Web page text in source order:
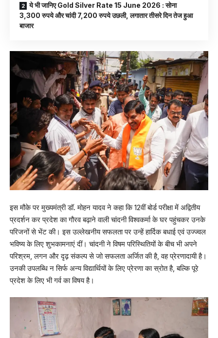
ये भी जानिए Gold Silver Rate 15 June 2026 : सोना
3,300 रुपये और चांदी 7,200 रुपये उछली, लगातार तीसरे दिन तेज हुआ
बाजार
इस मौके पर मुख्यमंत्री डॉ. मोहन यादव ने कहा कि 12वीं बोर्ड परीक्षा में अद्वितीय
प्रदर्शन कर प्रदेश का गौरव बढ़ाने वाली चांदनी विश्वकर्मा के घर पहुंचकर उनके
परिजनों से भेंट की। इस उल्लेखनीय सफलता पर उन्हें हार्दिक बधाई एवं उज्ज्वल
भविष्य के लिए शुभकामनाएं दीं। चांदनी ने विषम परिस्थितियों के बीच भी अपने
परिश्रम, लगन और दृढ़ संकल्प से जो सफलता अर्जित की है, वह प्रेरणादायी है।
उनकी उपलब्धि न सिर्फ अन्य विद्यार्थियों के लिए प्रेरणा का स्रोत है, बल्कि पूरे
प्रदेश के लिए भी गर्व का विषय है।